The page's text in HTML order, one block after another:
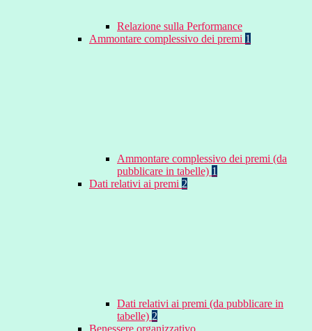
Relazione sulla Performance
Ammontare complessivo dei premi 1
Ammontare complessivo dei premi (da
pubblicare in tabelle) 1
Dati relativi ai premi 2
Dati relativi ai premi (da pubblicare in
tabelle) 2